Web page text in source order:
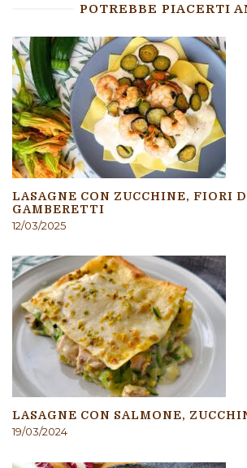
POTREBBE PIACERTI
LASAGNE CON ZUCCHINE, FIORI
GAMBERETTI
12/03/2025
LASAGNE CON SALMONE,
19/03/2024